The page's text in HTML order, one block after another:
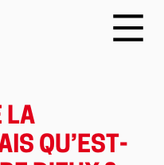
LA
QU’EST-